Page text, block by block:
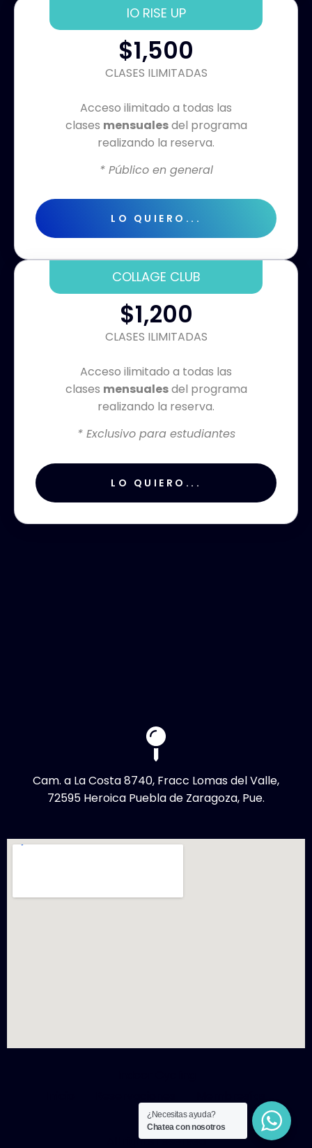
IO RISE UP
$1,500
CLASES ILIMITADAS
Acceso ilimitado a todas las
clases mensualesdel programa
realizando la reserva.
* Público en general
LO QUIERO...
COLLAGE CLUB
$1,200
CLASES ILIMITADAS
Acceso ilimitado a todas las
clases mensualesdel programa
realizando la reserva.
* Exclusivo para estudiantes
LO QUIERO...
Cam. a La Costa 8740, Fracc Lomas del Valle,
72595 Heroica Puebla de Zaragoza, Pue.
Carrito
All rights reserved
¿Necesitas ayuda?
Chatea con nosotros